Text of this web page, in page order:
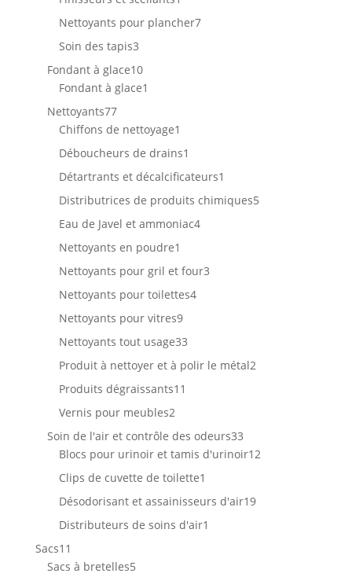
produit
Nettoyants pour plancher77
Soin des tapis33
produits
Fondant à glace1010
produits
Fondant à glace1
Nettoyants7777
produits
Chiffons de nettoyage1
produit
Déboucheurs de drains1
produit
Détartrants et décalcificateurs1
produit
Distributrices de produits chimiques55
Eau de Javel et ammoniac44
Nettoyants en poudre1
produit
Nettoyants pour gril et four33
Nettoyants pour toilettes44
Nettoyants pour vitres99
produits
Nettoyants tout usage3333
produits
Produit à nettoyer et à polir le métal22
Produits dégraissants11
Vernis pour meubles22
produits
Soin de l'air et contrôle des odeurs3333
produits
Blocs pour urinoir et tamis d'urinoir1212
Clips de cuvette de toilette1
produit
Désodorisant et assainisseurs d'air1919
Distributeurs de soins d'air1
Sacs11
produits
Sacs à bretelles55